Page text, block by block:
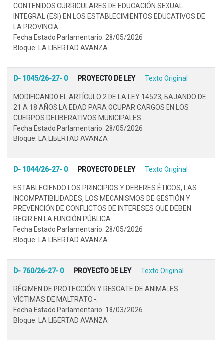
CONTENIDOS CURRICULARES DE EDUCACIÓN SEXUAL
INTEGRAL (ESI) EN LOS ESTABLECIMIENTOS EDUCATIVOS DE
LA PROVINCIA..
Fecha Estado Parlamentario: 28/05/2026
Bloque: LA LIBERTAD AVANZA
D- 1045/26-27- 0 PROYECTO DE LEY Texto Original
MODIFICANDO EL ARTÍCULO 2 DE LA LEY 14523, BAJANDO DE
21 A 18 AÑOS LA EDAD PARA OCUPAR CARGOS EN LOS
CUERPOS DELIBERATIVOS MUNICIPALES..
Fecha Estado Parlamentario: 28/05/2026
Bloque: LA LIBERTAD AVANZA
D- 1044/26-27- 0 PROYECTO DE LEY Texto Original
ESTABLECIENDO LOS PRINCIPIOS Y DEBERES ÉTICOS, LAS
INCOMPATIBILIDADES, LOS MECANISMOS DE GESTIÓN Y
PREVENCIÓN DE CONFLICTOS DE INTERESES QUE DEBEN
REGIR EN LA FUNCIÓN PÚBLICA..
Fecha Estado Parlamentario: 28/05/2026
Bloque: LA LIBERTAD AVANZA
D- 760/26-27- 0 PROYECTO DE LEY Texto Original
RÉGIMEN DE PROTECCIÓN Y RESCATE DE ANIMALES
VÍCTIMAS DE MALTRATO.-.
Fecha Estado Parlamentario: 18/03/2026
Bloque: LA LIBERTAD AVANZA